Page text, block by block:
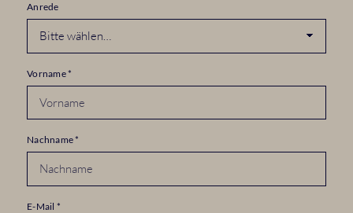
Anrede
Vorname*
Nachname*
E-Mail *